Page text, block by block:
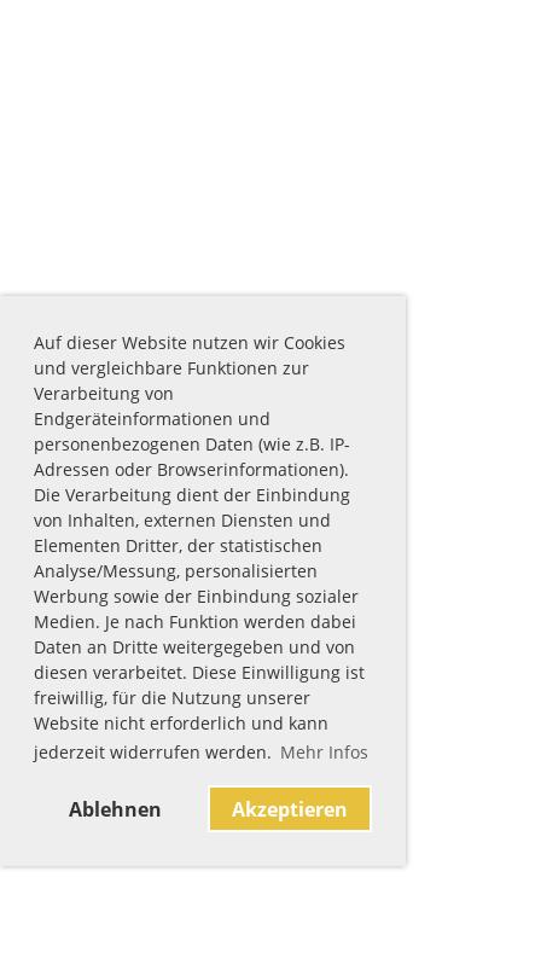
Auf dieser Website nutzen wir Cookies
und vergleichbare Funktionen zur
Verarbeitung von
Endgeräteinformationen und
personenbezogenen Daten (wie z.B. IP-
Adressen oder Browserinformationen).
Die Verarbeitung dient der Einbindung
von Inhalten, externen Diensten und
Elementen Dritter, der statistischen
Analyse/Messung, personalisierten
Werbung sowie der Einbindung sozialer
Medien. Je nach Funktion werden dabei
Daten an Dritte weitergegeben und von
diesen verarbeitet. Diese Einwilligung ist
freiwillig, für die Nutzung unserer
Website nicht erforderlich und kann
jederzeit widerrufen werden. Mehr Infos
Ablehnen Akzeptieren